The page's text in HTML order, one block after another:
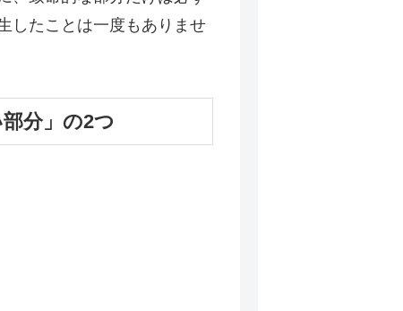
したことは一度もありませ
分」の2つ